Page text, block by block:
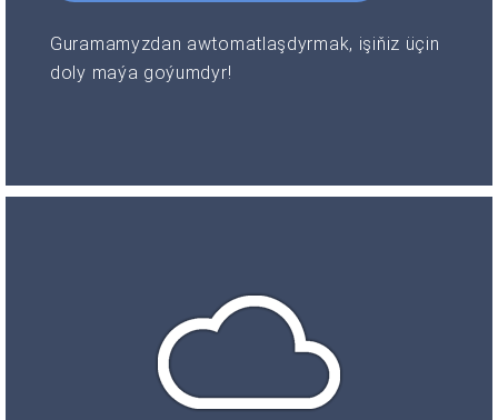
Guramamyzdan awtomatlaşdyrmak, işiňiz üçin
doly maýa goýumdyr!